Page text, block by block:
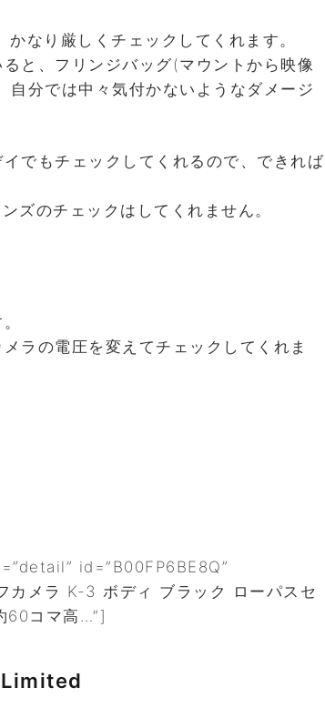
なり厳しくチェックしてくれます。
と、フリンジバッグ(マウントから映像
自分では中々気付かないようなダメージ
でもチェックしてくれるので、できれば
ズのチェックはしてくれません。
ラの電圧を変えてチェックしてくれま
id=”B00FP6BE8Q”
カメラ K-3 ボディ ブラック ローパスセ
60コマ高…”]